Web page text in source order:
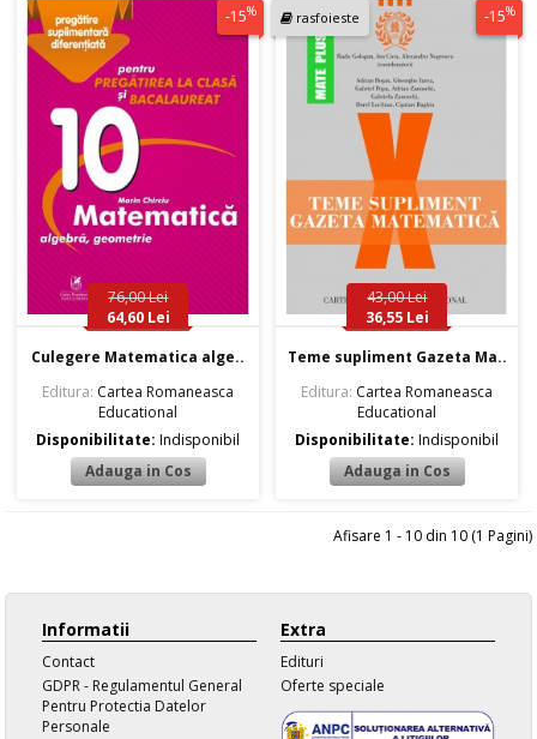
-15%
76,00 Lei
64,60 Lei
Culegere Matematica alge..
Editura: Cartea Romaneasca
Educational
Disponibilitate:Indisponibil
rasfoieste -15%
43,00 Lei
36,55 Lei
Teme supliment Gazeta Ma..
Editura: Cartea Romaneasca
Educational
Disponibilitate:Indisponibil
Afisare 1 - 10 din 10 (1 Pagini)
Informatii
Contact
GDPR - Regulamentul General
Pentru Protectia Datelor
Personale
Extra
Edituri
Oferte speciale